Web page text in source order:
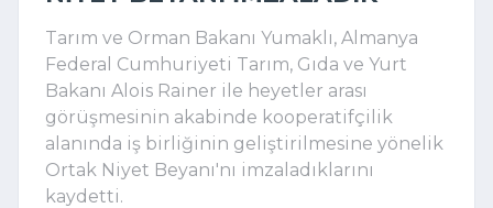
Tarım ve Orman Bakanı Yumaklı, Almanya
Federal Cumhuriyeti Tarım, Gıda ve Yurt
Bakanı Alois Rainer ile heyetler arası
görüşmesinin akabinde kooperatifçilik
alanında iş birliğinin geliştirilmesine yönelik
Ortak Niyet Beyanı'nı imzaladıklarını
kaydetti.